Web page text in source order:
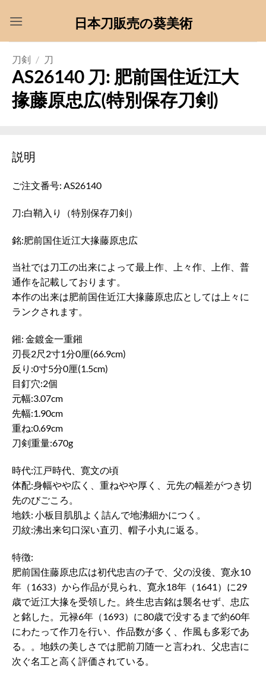
日本刀販売の葵美術
刀剣 / 刀
AS26140 刀: 肥前国住近江大
掾藤原忠広(特別保存刀剣)
説明
ご注文番号: AS26140
刀:白鞘入り（特別保存刀剣）
銘:肥前国住近江大掾藤原忠広
当社では刀工の出来によって最上作、上々作、上作、普
通作を記載しております。
本作の出来は肥前国住近江大掾藤原忠広としては上々に
ランクされます。
鎺: 金鍍金一重鎺
刃長2尺2寸1分0厘(66.9cm)
反り:0寸5分0厘(1.5cm)
目釘穴:2個
元幅:3.07cm
先幅:1.90cm
重ね:0.69cm
刀剣重量:670g
時代:江戸時代、寛文の頃
体配:身幅やや広く、重ねやや厚く、元先の幅差がつき切
先のびごころ。
地鉄: 小板目肌肌よく詰んで地沸細かにつく。
刃紋:沸出来匂口深い直刃、帽子小丸に返る。
特徴:
肥前国住藤原忠広は初代忠吉の子で、父の没後、寛永10
年（1633）から作品が見られ、寛永18年（1641）に29
歳で近江大掾を受領した。終生忠吉銘は襲名せず、忠広
と銘した。元禄6年（1693）に80歳で没するまで約60年
にわたって作刀を行い、作品数が多く、作風も多彩であ
る。。地鉄の美しさでは肥前刀随一と言われ、父忠吉に
次ぐ名工と高く評価されている。